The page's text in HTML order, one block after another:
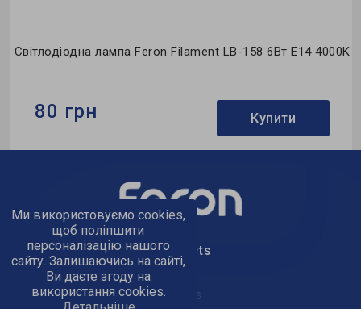
Світлодіодна лампа Feron Filament LB-158 6Вт E14 4000K
80 грн Купити
С-тип
Колекція:Filament
text_kontacts
text_golov_ofis
Ми використовуємо cookies,
щоб поліпшити
персоналізацію нашого
сайту. Залишаючись на сайті,
Ви даєте згоду на
використання cookies.